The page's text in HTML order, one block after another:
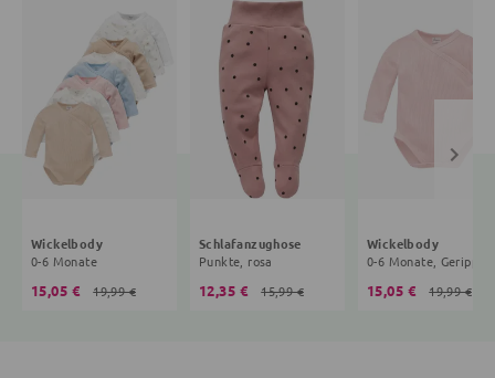
Wickelbody
0-6 Monate
15,05 € 19,99 €
Schlafanzughose
Punkte, rosa
12,35 € 15,99 €
Wickelbody
15,05 € 19,99 €